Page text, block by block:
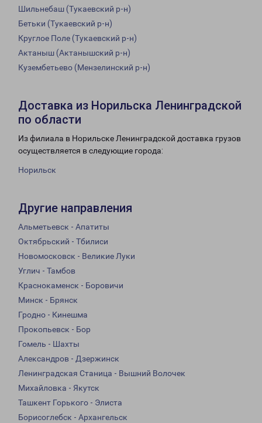
Шильнебаш (Тукаевский р-н)
Бетьки (Тукаевский р-н)
Круглое Поле (Тукаевский р-н)
Актаныш (Актанышский р-н)
Кузембетьево (Мензелинский р-н)
Доставка из Норильска Ленинградской
по области
Из филиала в Норильске Ленинградской доставка грузов
осуществляется в следующие города:
Норильск
Другие направления
Альметьевск - Апатиты
Октябрьский - Тбилиси
Новомосковск - Великие Луки
Углич - Тамбов
Краснокаменск - Боровичи
Минск - Брянск
Гродно - Кинешма
Прокопьевск - Бор
Гомель - Шахты
Александров - Дзержинск
Ленинградская Станица - Вышний Волочек
Михайловка - Якутск
Ташкент Горького - Элиста
Борисоглебск - Архангельск